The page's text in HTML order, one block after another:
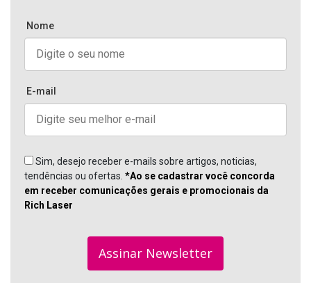
Nome
E-mail
Sim, desejo receber e-mails sobre artigos, noticias,
tendências ou ofertas. *Ao se cadastrar você concorda
em receber comunicações gerais e promocionais da
Rich Laser
Assinar Newsletter